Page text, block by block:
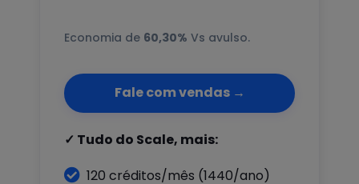
Economia de 60,30% Vs avulso.
Fale com vendas →
✓ Tudo do Scale, mais:
 120 créditos/mês (1440/ano)